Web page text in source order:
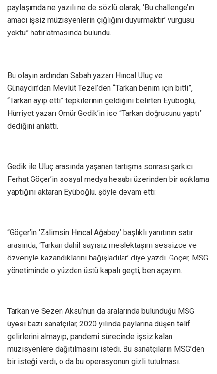
paylaşımda ne yazılı ne de sözlü olarak, ‘Bu challenge’ın
amacı işsiz müzisyenlerin çığlığını duyurmaktır’ vurgusu
yoktu” hatırlatmasında bulundu.
Bu olayın ardından Sabah yazarı Hıncal Uluç ve
Günaydın’dan Mevlüt Tezel’den “Tarkan benim için bitti”,
“Tarkan ayıp etti” tepkilerinin geldiğini belirten Eyüboğlu,
Hürriyet yazarı Ömür Gedik’in ise “Tarkan doğrusunu yaptı”
dediğini anlattı.
Gedik ile Uluç arasında yaşanan tartışma sonrası şarkıcı
Ferhat Göçer’in sosyal medya hesabı üzerinden bir açıklama
yaptığını aktaran Eyüboğlu, şöyle devam etti:
“Göçer’in ‘Zalimsin Hıncal Ağabey’ başlıklı yanıtının satır
arasında, ‘Tarkan dahil sayısız meslektaşım sessizce ve
özveriyle kazandıklarını bağışladılar’ diye yazdı. Göçer, MSG
yönetiminde o yüzden üstü kapalı geçti, ben açayım.
Tarkan ve Sezen Aksu’nun da aralarında bulunduğu MSG
üyesi bazı sanatçılar, 2020 yılında paylarına düşen telif
gelirlerini almayıp, pandemi sürecinde işsiz kalan
müzisyenlere dağıtılmasını istedi. Bu sanatçıların MSG’den
bir isteği vardı, o da bu operasyonun gizli tutulması.